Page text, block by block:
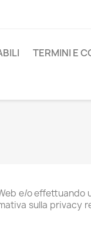
TERMINI E
e/o effettuando
sulla privacy